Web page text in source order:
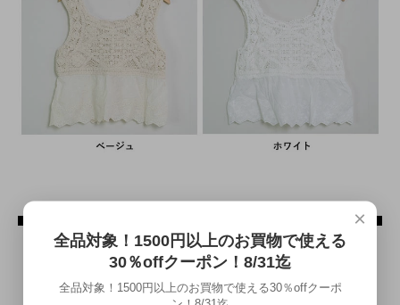
×
全品対象！1500円以上のお買物で使える
30％offクーポン！8/31迄
全品対象！1500円以上のお買物で使える30％offクーポ